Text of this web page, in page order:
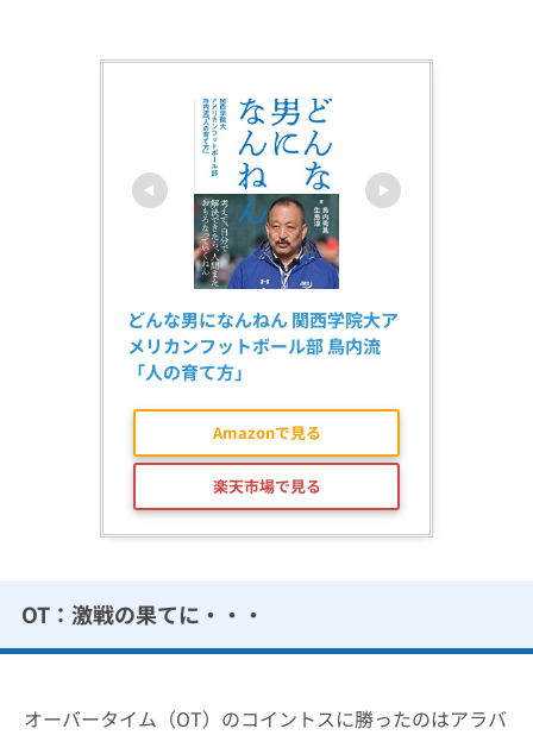
どんな男になんねん 関西学院大ア
メリカンフットボール部 鳥内流
「人の育て方」
Amazonで見る
楽天市場で見る
OT：激戦の果てに・・・
オーバータイム（OT）のコイントスに勝ったのはアラバ